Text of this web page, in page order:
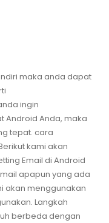
maka anda dapat
ingin
Android Anda, maka
tepat. cara
kami akan
Email di Android
apapun yang ada
akan menggunakan
Langkah
berbeda dengan